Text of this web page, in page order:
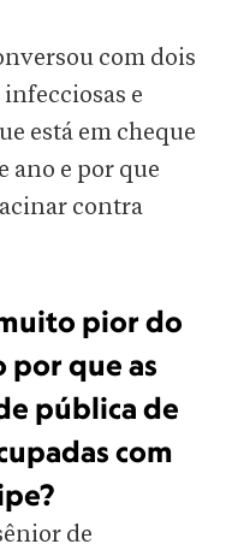
com dois
e
está em cheque
ano e por que
contra
pior do
por que as
pública de
com
de